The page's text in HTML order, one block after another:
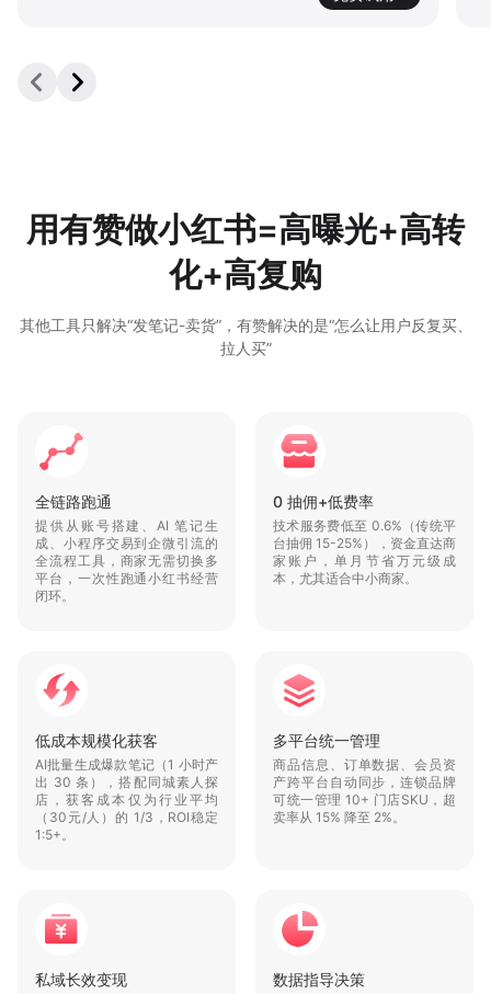
用有赞做小红书=高曝光+高转
化+高复购
其他工具只解决“发笔记-卖货”，有赞解决的是“怎么让用户反复买、
拉人买”
提供从账号搭建、AI 笔记生成、小程序交易到企微引流的全流程工
0 抽佣+低费率
技术服务费低至 0.6%（传统平台抽佣 15-25%），资金直达商家账
多平台统一管理
商品信息、订单数据、会员资产跨平台自动同步，连锁品牌可统一管
私域长效变现
顾客核销后自动弹窗“加企微领券”，48小时内转化私域，社群用户
实时分析单篇笔记引流金额、核销转化率（如“春日套餐笔记转化率
全链路跑通
提供从账号搭建、AI 笔记生
成、小程序交易到企微引流的
全流程工具，商家无需切换多
平台，一次性跑通小红书经营
闭环。
0 抽佣+低费率
技术服务费低至 0.6%（传统平
台抽佣 15-25%），资金直达商
家账户，单月节省万元级成
本，尤其适合中小商家。
低成本规模化获客
AI批量生成爆款笔记（1 小时产
出 30 条），搭配同城素人探
店，获客成本仅为行业平均
（30元/人）的 1/3，ROI稳定
1:5+。
多平台统一管理
商品信息、订单数据、会员资
产跨平台自动同步，连锁品牌
可统一管理 10+ 门店SKU，超
卖率从 15% 降至 2%。
私域长效变现 数据指导决策